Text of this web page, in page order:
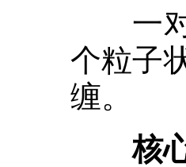
一对
个粒子
缠。
核心